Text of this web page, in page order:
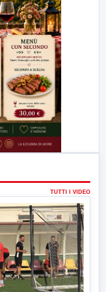
TUTTI I VIDEO